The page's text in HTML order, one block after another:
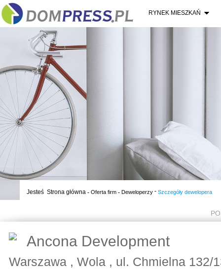
RYNEK MIESZKAŃ
Jesteś Strona główna - Oferta firm - Deweloperzy - Szczegóły dewelopera
Ancona Development
Warszawa , Wola , ul. Chmielna 132/